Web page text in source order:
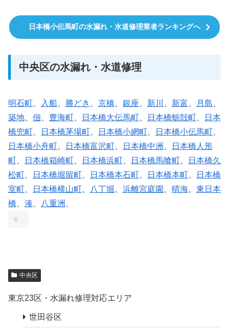
日本橋小伝馬町の水漏れ・水道修理業者ランキングへ
中央区の水漏れ・水道修理
明石町 入船 勝どき 京橋 銀座 新川 新富 月島
築地
佃 豊海町 日本橋大伝馬町 日本橋蛎殻町
日本
橋兜町
日本橋茅場町 日本橋小網町 日本橋小伝馬町
日本橋小舟町
日本橋富沢町 日本橋中洲
日本橋人形
町
日本橋箱崎町 日本橋浜町 日本橋馬喰町
日本橋久
松町
日本橋堀留町 日本橋本石町 日本橋本町
日本橋
室町
日本橋横山町 八丁堀 浜離宮庭園 晴海
東日本
橋
湊 八重洲
中央区
東京23区・水漏れ修理対応エリア
世田谷区